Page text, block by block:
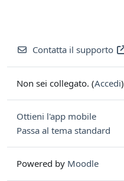
Contatta il supporto
Non sei collegato. (Accedi)
Ottieni l'app mobile
Passa al tema standard
Powered by Moodle